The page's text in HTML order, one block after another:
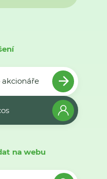
akcionáře
na webu